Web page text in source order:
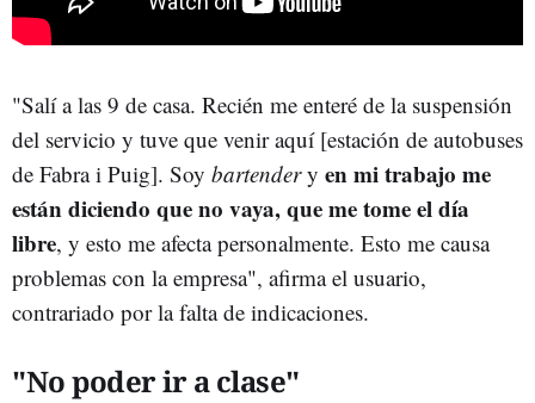
"Salí a las 9 de casa. Recién me enteré de la suspensión
del servicio y tuve que venir aquí [estación de autobuses
de Fabra i Puig]. Soy bartendery en mi trabajo me
están diciendo que no vaya, que me tome el día
libre, y esto me afecta personalmente. Esto me causa
problemas con la empresa", afirma el usuario,
contrariado por la falta de indicaciones.
"No poder ir a clase"